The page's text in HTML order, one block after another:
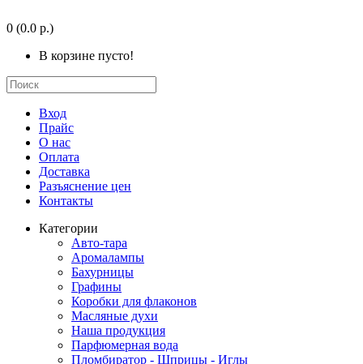
0 (0.0 р.)
В корзине пусто!
Вход
Прайс
О нас
Оплата
Доставка
Разъяснение цен
Контакты
Категории
Авто-тара
Аромалампы
Бахурницы
Графины
Коробки для флаконов
Масляные духи
Наша продукция
Парфюмерная вода
Пломбиратор - Шприцы - Иглы